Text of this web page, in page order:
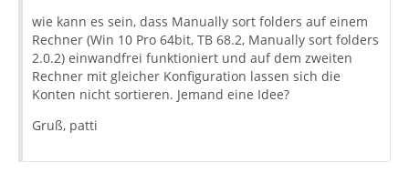
wie kann es sein, dass Manually sort folders auf einem
Rechner (Win 10 Pro 64bit, TB 68.2, Manually sort folders
2.0.2) einwandfrei funktioniert und auf dem zweiten
Rechner mit gleicher Konfiguration lassen sich die
Konten nicht sortieren. Jemand eine Idee?
Gruß, patti